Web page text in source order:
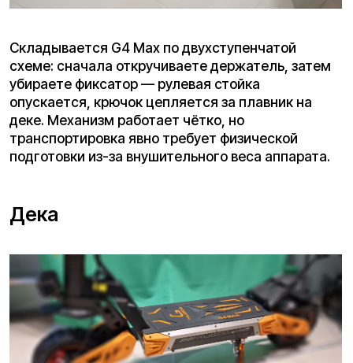
сплава, с усиленным узлом складывания.
защищённая от перетирания.
Руль